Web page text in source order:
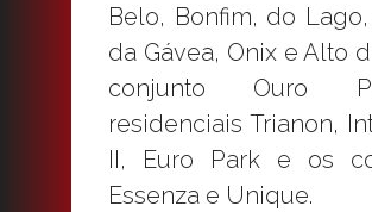
Belo, Bonfim, do
da Gávea, Onix e Alto
conjunto Ouro
residenciais Trianon,
II, Euro Park e os
Essenza e Unique.